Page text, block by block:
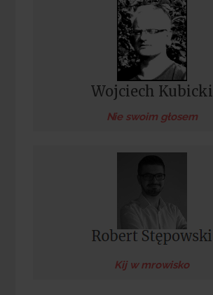
Wojciech Kubicki
Nie swoim głosem
Kij w mrowisko